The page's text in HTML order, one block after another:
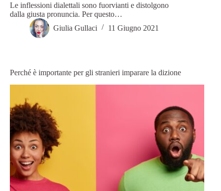
Le inflessioni dialettali sono fuorvianti e distolgono
dalla giusta pronuncia. Per questo…
Giulia Gullaci
11 Giugno 2021
Perché è importante per gli stranieri imparare la dizione